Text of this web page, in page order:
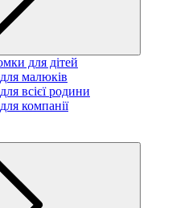
для дітей
малюків
всієї родини
компанії